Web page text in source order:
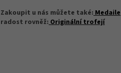
Zakoupit u nás můžete také:Medaile
radost rovněž:Originální trofejí